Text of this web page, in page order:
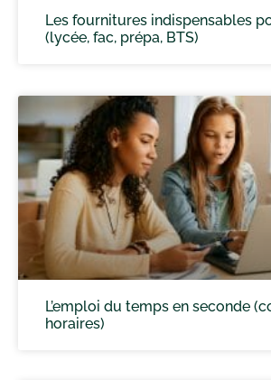
Les fournitures indispensables
(lycée, fac, prépa, BTS)
L’emploi du temps en seconde
horaires)